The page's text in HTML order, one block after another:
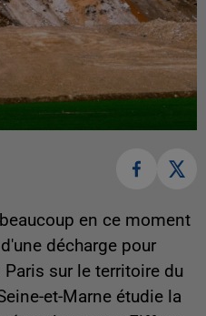
en ce moment
décharge pour
sur le territoire du
et-Marne étudie la